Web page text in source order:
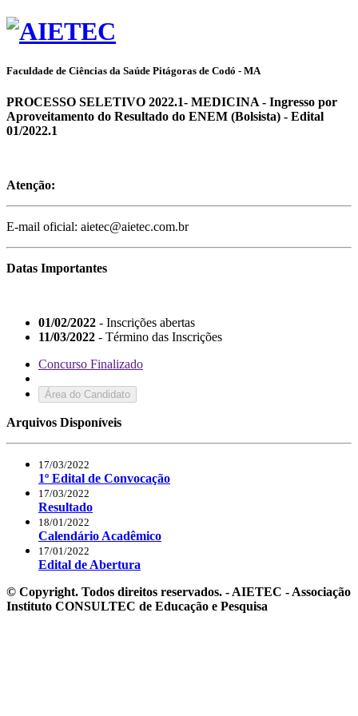
Faculdade de Ciências da Saúde Pitágoras de Codó - MA
PROCESSO SELETIVO 2022.1- MEDICINA - Ingresso por
Aproveitamento do Resultado do ENEM (Bolsista) - Edital
01/2022.1
Atenção:
E-mail oficial: aietec@aietec.com.br
Datas Importantes
01/02/2022 - Inscrições abertas
11/03/2022 - Término das Inscrições
Concurso Finalizado
Área do Candidato
Arquivos Disponíveis
17/03/2022
1º Edital de Convocação
17/03/2022
Resultado
18/01/2022
Calendário Acadêmico
17/01/2022
Edital de Abertura
© Copyright. Todos direitos reservados. - AIETEC - Associação
Instituto CONSULTEC de Educação e Pesquisa